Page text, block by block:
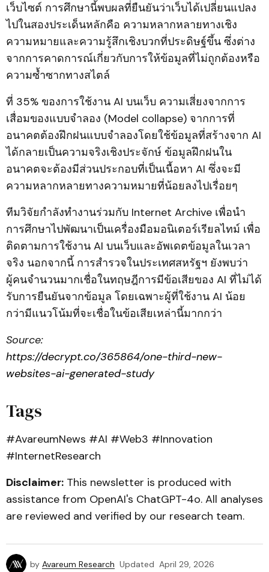
เว็บไซต์ การศึกษานี้พบผลที่ยืนยันว่าเว็บได้เปลี่ยนแปลง
ไปในสองประเด็นหลักคือ ความหลากหลายทางเชิง
ความหมายและความรู้สึกเชิงบวกที่ประดิษฐ์ขึ้น ซึ่งต่าง
จากการคาดการณ์เกี่ยวกับการให้ข้อมูลที่ไม่ถูกต้องหรือ
ความซ้ำซากทางสไตล์
ที่ 35% ของการใช้งาน AI บนเว็บ ความเสี่ยงจากการ
เสื่อมของแบบจำลอง (Model collapse) จากการที่
อนาคตต้องฝึกฝนแบบจำลองโดยใช้ข้อมูลที่สร้างจาก AI
ได้กลายเป็นความจริงเชิงประจักษ์ ข้อมูลฝึกฝนใน
อนาคตจะต้องมีส่วนประกอบที่เป็นเนื้อหา AI ซึ่งจะมี
ความหลากหลายทางความหมายที่น้อยลงไปเรื่อยๆ
ทีมวิจัยกำลังทำงานร่วมกับ Internet Archive เพื่อนำ
การศึกษาไปพัฒนาเป็นเครื่องมือมอนิเตอร์เรียลไทม์ เพื่อ
ติดตามการใช้งาน AI บนเว็บและอัพเดตข้อมูลในเวลา
จริง นอกจากนี้ การสำรวจในประเทศสหรัฐฯ ยังพบว่า
ผู้คนจำนวนมากเชื่อในทฤษฎีการมีข้อเสียของ AI ที่ไม่ได้
รับการยืนยันจากข้อมูล โดยเฉพาะผู้ที่ใช้งาน AI น้อย
กว่ามีแนวโน้มที่จะเชื่อในข้อเสียเหล่านี้มากกว่า
Source:
https://decrypt.co/365864/one-third-new-
websites-ai-generated-study
Tags
#AvareumNews #AI #Web3 #Innovation
#InternetResearch
Disclaimer: This newsletter is produced with
assistance from OpenAI's ChatGPT-4o. All analyses
are reviewed and verified by our research team.
by Avareum Research Updated April 29, 2026